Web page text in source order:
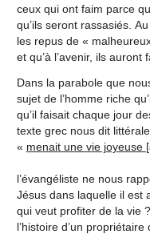
ceux qui ont faim parce
qu’ils seront rassasiés.
les repus de «
et qu’à l’avenir, ils
Dans la parabole que
sujet de l’homme riche
qu’il faisait chaque jour
texte grec nous dit
« menait une vie joyeuse
l’évangéliste ne nous
Jésus dans laquelle il est
qui veut profiter de la
l’histoire d’un